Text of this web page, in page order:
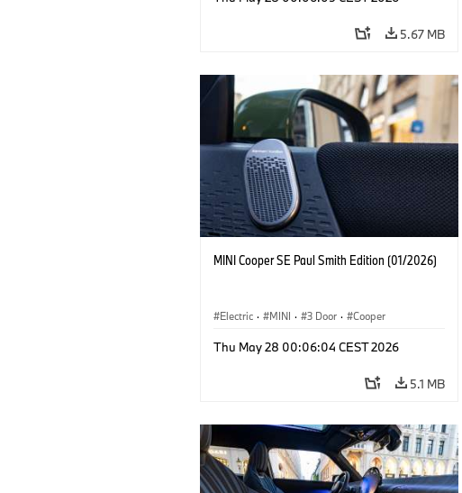
5.67 MB
MINI Cooper SE Paul Smith Edition (01/2026)
Electric · MINI · 3 Door · Cooper
Thu May 28 00:06:04 CEST 2026
5.1 MB